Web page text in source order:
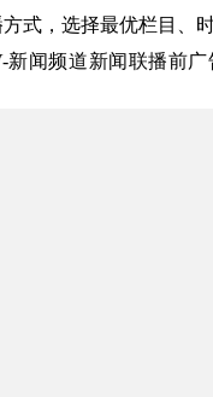
式，选择最优栏目、
新闻频道新闻联播前